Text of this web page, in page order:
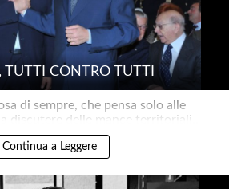
TUTTI CONTRO TUTTI
di sempre, che pensa solo alle
discutere delle mance territoriali..
Continua a Leggere